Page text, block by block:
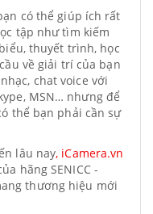
có thể giúp ích rất
tập như tìm kiếm
thuyết trình, học
về giải trí của bạn
chat voice với
MSN… nhưng để
thể bạn phải cần sự
lâu nay, iCamera.vn
hãng SENICC -
thương hiệu mới